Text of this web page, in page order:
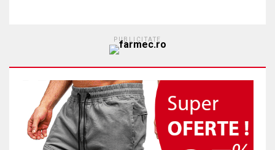
PUBLICITATE